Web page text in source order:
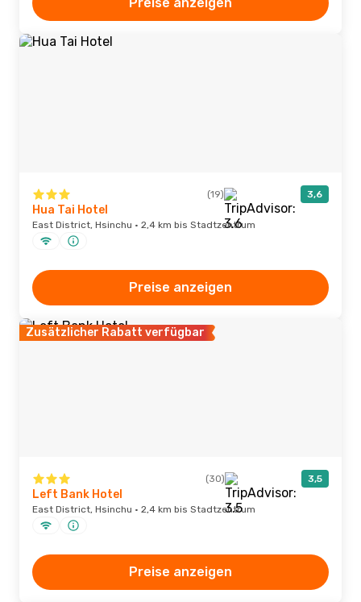
(19) 3,6
Hua Tai Hotel
East District, Hsinchu · 2,4 km bis Stadtzentrum
Preise anzeigen
Zusätzlicher Rabatt verfügbar
(30) 3,5
Left Bank Hotel
East District, Hsinchu · 2,4 km bis Stadtzentrum
Preise anzeigen